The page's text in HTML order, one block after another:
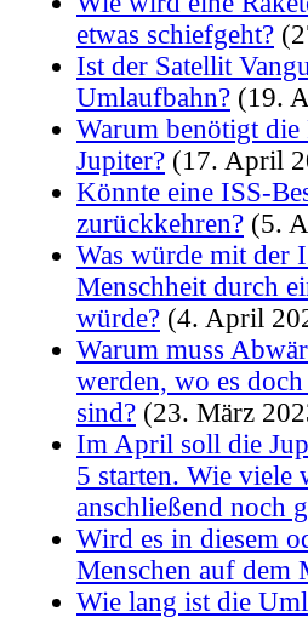
etwas schiefgeht?
Ist der Satellit
Umlaufbahn? (19.
Warum benötigt die
Jupiter? (17. April
Könnte eine ISS-
zurückkehren? (5.
Was würde mit der
Menschheit durch
würde? (4. April
Warum muss
werden, wo es
sind? (23. März
Im April soll die
5 starten. Wie viele
anschließend noch
Wird es in diesem
Menschen auf dem
Wie lang ist die